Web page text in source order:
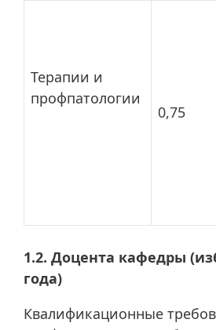
Терапии и
профпатологии
0,75
1.2. Доцента кафедры
года)
Квалификационные